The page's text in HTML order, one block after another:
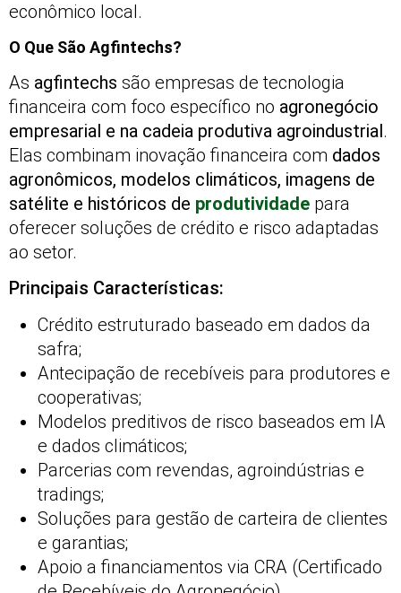
econômico local.
O Que São Agfintechs?
As agfintechs são empresas de tecnologia
financeira com foco específico no agronegócio
empresarial e na cadeia produtiva agroindustrial.
Elas combinam inovação financeira com dados
agronômicos, modelos climáticos, imagens de
satélite e históricos de produtividade para
oferecer soluções de crédito e risco adaptadas
ao setor.
Principais Características:
Crédito estruturado baseado em dados da
safra;
Antecipação de recebíveis para produtores e
cooperativas;
Modelos preditivos de risco baseados em IA
e dados climáticos;
Parcerias com revendas, agroindústrias e
tradings;
Soluções para gestão de carteira de clientes
e garantias;
Apoio a financiamentos via CRA (Certificado